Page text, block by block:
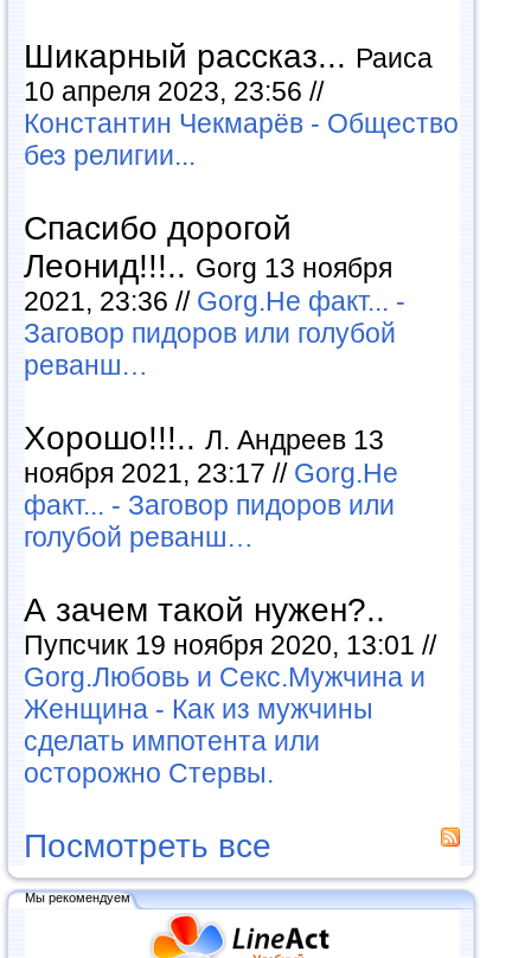
Шикарный рассказ... Раиса
10 апреля 2023, 23:56 //
Константин Чекмарёв - Общество
без религии...
Спасибо дорогой
Леонид!!!.. Gorg 13 ноября
2021, 23:36 // Gorg.Не факт... -
Заговор пидоров или голубой
реванш…
Хорошо!!!.. Л. Андреев 13
ноября 2021, 23:17 // Gorg.Не
факт... - Заговор пидоров или
голубой реванш…
А зачем такой нужен?..
Пупсчик 19 ноября 2020, 13:01 //
Gorg.Любовь и Секс.Мужчина и
Женщина - Как из мужчины
сделать импотента или
осторожно Стервы.
Посмотреть все
Мы рекомендуем